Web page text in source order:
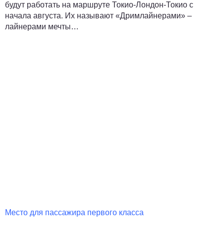
будут работать на маршруте Токио-Лондон-Токио с
начала августа. Их называют «Дримлайнерами» –
лайнерами мечты…
Место для пассажира первого класса